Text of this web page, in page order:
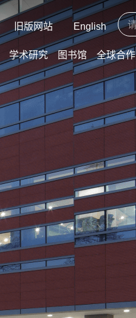
旧版网站 English
学术研究 图书馆 全球合作